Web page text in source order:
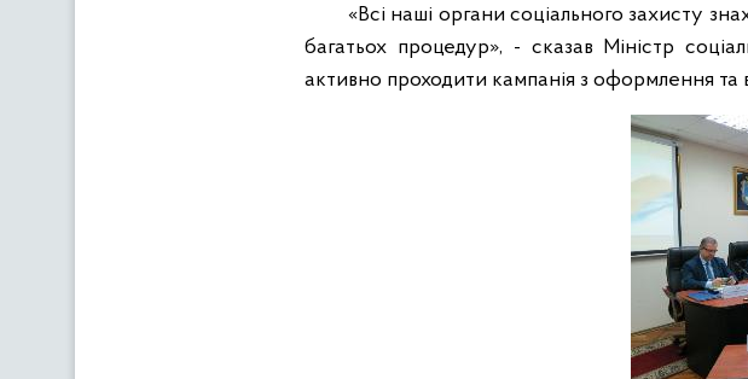
«Всі наші органи соціального захисту
багатьох процедур», - сказав Міністр
активно проходити кампанія з оформлення та